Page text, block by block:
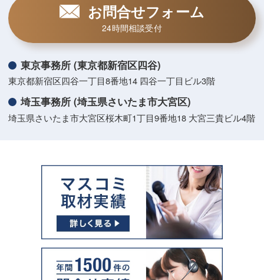
お問合せフォーム
24時間相談受付
東京事務所 (東京都新宿区四谷)
東京都新宿区四谷一丁目8番地14 四谷一丁目ビル3階
埼玉事務所 (埼玉県さいたま市大宮区)
埼玉県さいたま市大宮区桜木町1丁目9番地18 大宮三貴ビル4階